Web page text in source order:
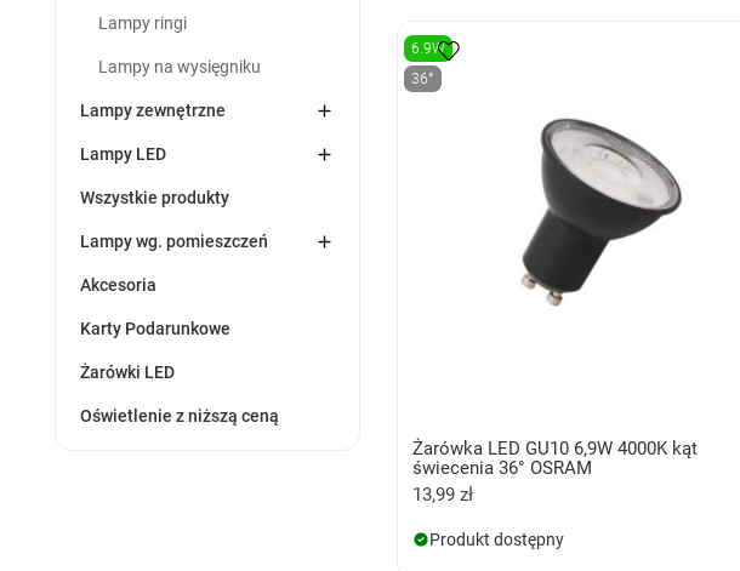
Lampy ringi
Lampy na wysięgniku
Lampy zewnętrzne 
Lampy LED 
Wszystkie produkty
Lampy wg. pomieszczeń 
Akcesoria
Karty Podarunkowe
Żarówki LED
Oświetlenie z niższą ceną
6.9W
36°
Żarówka LED GU10 6,9W 4000K kąt
świecenia 36° OSRAM
13,99 zł
Produkt dostępny